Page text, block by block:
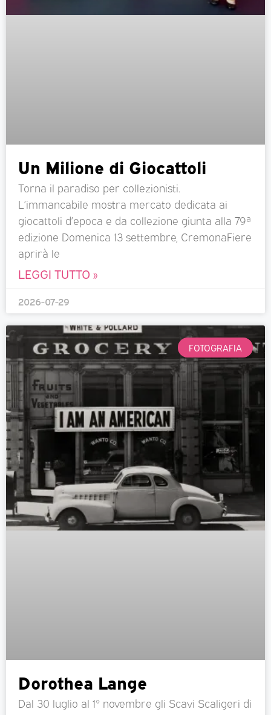
Un Milione di Giocattoli
Torna il paradiso per collezionisti.
L’immancabile mostra mercato dedicata ai
giocattoli d’epoca e da collezione giunta alla 79ª
edizione Domenica 13 settembre, CremonaFiere
aprirà le
LEGGI TUTTO »
2026-07-29
FOTOGRAFIA
Dorothea Lange
Dal 30 luglio al 1° novembre gli Scavi Scaligeri di